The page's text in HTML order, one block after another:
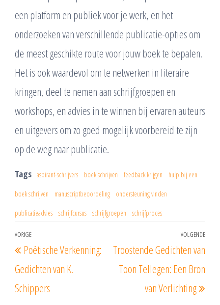
een platform en publiek voor je werk, en het
onderzoeken van verschillende publicatie-opties om
de meest geschikte route voor jouw boek te bepalen.
Het is ook waardevol om te netwerken in literaire
kringen, deel te nemen aan schrijfgroepen en
workshops, en advies in te winnen bij ervaren auteurs
en uitgevers om zo goed mogelijk voorbereid te zijn
op de weg naar publicatie.
Tags aspirant-schrijvers boek schrijven feedback krijgen hulp bij een
boek schrijven manuscriptbeoordeling ondersteuning vinden
publicatieadvies schrijfcursus schrijfgroepen schrijfproces
Berichtnavigatie
Vorig
bericht
VORIGE
Poëtische Verkenning:
Gedichten van K.
Schippers
VOLGENDE
Troostende Gedichten van
Toon Tellegen: Een Bron
van Verlichting